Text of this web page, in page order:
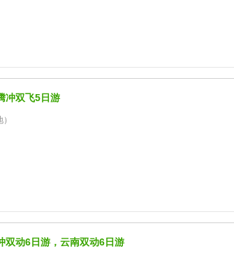
冲双飞5日游
双动6日游，云南双动6日游